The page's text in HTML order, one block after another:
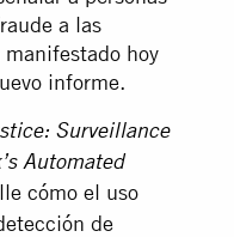
a las
hoy
informe.
Surveillance
Automated
cómo el uso
de